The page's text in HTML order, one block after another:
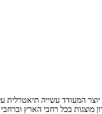
המעודד עשייה תיאטרלית
מוצגות בכל רחבי הארץ וברחבי